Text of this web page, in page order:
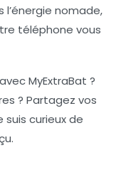
énergie nomade,
téléphone vous
MyExtraBat ?
? Partagez vos
curieux de